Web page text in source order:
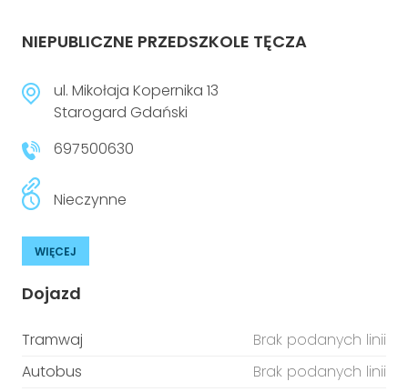
NIEPUBLICZNE PRZEDSZKOLE TĘCZA
ul. Mikołaja Kopernika 13
Starogard Gdański
697500630
Nieczynne
WIĘCEJ
Dojazd
Tramwaj
Brak podanych linii
Autobus
Brak podanych linii